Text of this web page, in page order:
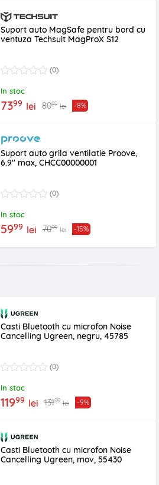
Suport auto MagSafe pentru bord cu
ventuza Techsuit MagProX S12
(0)
In stoc
7399 lei 8099 lei -8%
Suport auto grila ventilatie Proove,
6.9" max, CHCC00000001
(0)
In stoc
5999 lei 7099 lei -15%
Casti Bluetooth cu microfon Noise
Cancelling Ugreen, negru, 45785
(0)
In stoc
11999 lei 13199 lei -9%
Casti Bluetooth cu microfon Noise
Cancelling Ugreen, mov, 55430